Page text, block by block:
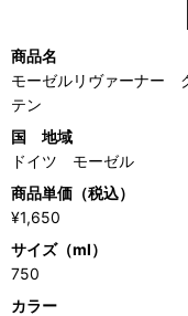
商品名
モーゼルリヴァーナー
テン
国 地域
ドイツ モーゼル
商品単価（税込）
¥1,650
サイズ（ml）
750
カラー